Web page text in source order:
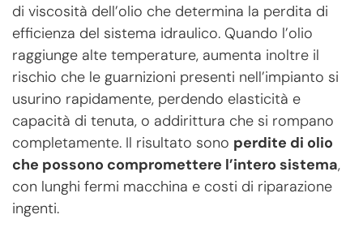
di viscosità dell’olio che determina la perdita di
efficienza del sistema idraulico. Quando l’olio
raggiunge alte temperature, aumenta inoltre il
rischio che le guarnizioni presenti nell’impianto si
usurino rapidamente, perdendo elasticità e
capacità di tenuta, o addirittura che si rompano
completamente. Il risultato sono perdite di olio
che possono compromettere l’intero sistema,
con lunghi fermi macchina e costi di riparazione
ingenti.